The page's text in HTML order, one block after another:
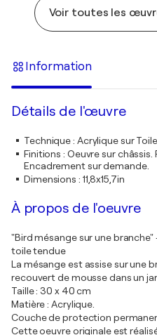
Voir toutes les
Information
Détails de l'œuvre
Technique: Acrylique sur Toile
Finitions : Oeuvre sur
Encadrement sur demande.
Dimensions : 11,8x15,7in
À propos de l'oeuvre
"Bird mésange sur une
toile tendue
La mésange est assise sur une
recouvert de mousse dans un
Taille : 30 x 40 cm
Matière : Acrylique.
Couche de protection
Cette oeuvre originale est